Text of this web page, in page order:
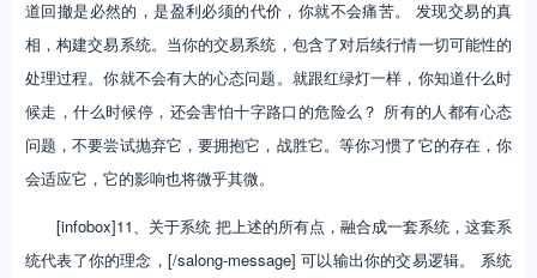
道回撤是必然的，是盈利必须的代价，你就不会痛苦。 发现交易的真
相，构建交易系统。当你的交易系统，包含了对后续行情一切可能性的
处理过程。你就不会有大的心态问题。就跟红绿灯一样，你知道什么时
候走，什么时候停，还会害怕十字路口的危险么？ 所有的人都有心态
问题，不要尝试抛弃它，要拥抱它，战胜它。等你习惯了它的存在，你
会适应它，它的影响也将微乎其微。
[infobox]11、关于系统 把上述的所有点，融合成一套系统，这套系
统代表了你的理念，[/salong-message] 可以输出你的交易逻辑。 系统